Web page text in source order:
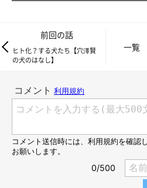
いぬのきもちweb
富士丸は大型犬だったので、かつい
ず、基本的に移動はすべて車だっ
などに出かけていたのだが、最初
前回の話
ヒト化？する犬たち【穴澤賢
の犬のはなし】
一覧